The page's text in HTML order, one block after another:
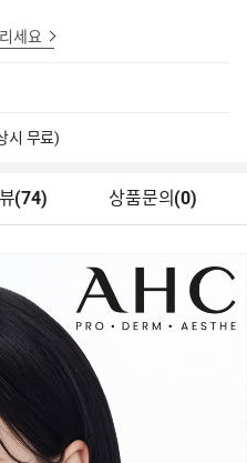
세요
시 무료)
(74) 상품문의 (0)